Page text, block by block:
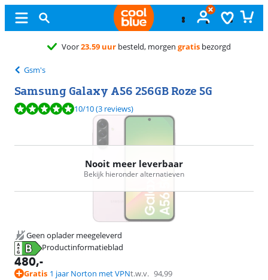
Gratisruilen
Gsm's
Samsung Galaxy A56 256GB Roze 5G
Beoordeling is 10 van de 10, gebaseerd op 3 reviews.
10/10(3 reviews)
Nooit meer leverbaar
Bekijk hieronder alternatieven
Geen oplader meegeleverd
Productinformatieblad
opent in nieuw tabblad
480,-
Gratis 1 jaar Norton met VPNt.w.v. 94,99